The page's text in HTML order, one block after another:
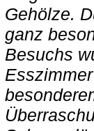
Gehölze.
ganz
Besuchs